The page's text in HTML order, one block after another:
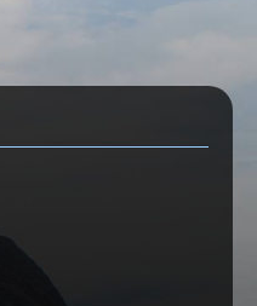
Oktoberfestband
Weltmusik